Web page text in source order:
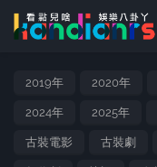
2019年 2020年
2024年 2025年
古裝電影 古裝劇